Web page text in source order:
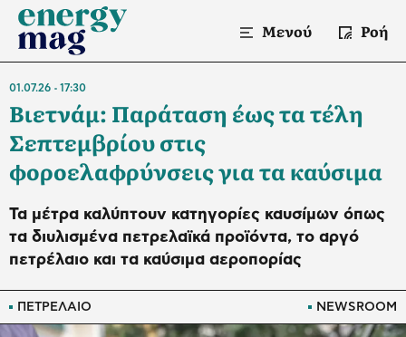
Μενού Ροή
ΠΕΤΡΕΛΑΙΟ NEWSROOM
01.07.26 17:30
Βιετνάμ: Παράταση έως τα τέλη
Σεπτεμβρίου στις
φοροελαφρύνσεις για τα καύσιμα
Τα μέτρα καλύπτουν κατηγορίες καυσίμων όπως
τα διυλισμένα πετρελαϊκά προϊόντα, το αργό
πετρέλαιο και τα καύσιμα αεροπορίας